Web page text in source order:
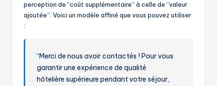
perception de “coût supplémentaire” à celle de “valeur
ajoutée”. Voici un modèle affiné que vous pouvez utiliser
:
“Merci de nous avoir contactés ! Pour vous
garantir une expérience de qualité
hôtelière supérieure pendant votre séjour,